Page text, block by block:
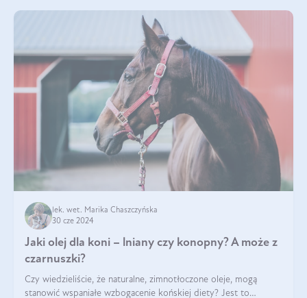
lek. wet. Marika Chaszczyńska
30 cze 2024
Jaki olej dla koni – lniany czy konopny? A może z
czarnuszki?
Czy wiedzieliście, że naturalne, zimnotłoczone oleje, mogą
stanowić wspaniałe wzbogacenie końskiej diety? Jest to